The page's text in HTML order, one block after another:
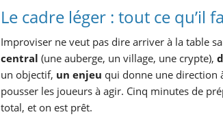
Le cadre léger : tout ce qu’il
Improviser ne veut pas dire arriver à la table
central (une auberge, un village, une crypte),
un objectif, un enjeu qui donne une direction
pousser les joueurs à agir. Cinq minutes de
total, et on est prêt.